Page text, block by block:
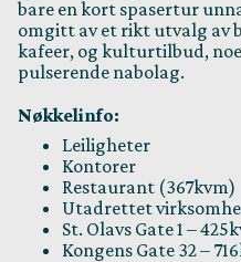
bare en kort spasertur
omgitt av et rikt utvalg av
kafeer, og kulturtilbud,
pulserende nabolag.
Nøkkelinfo:
Leiligheter
Kontorer
Restaurant (367kvm)
Utadrettet
St. Olavs Gate 1 –
Kongens Gate 32 –